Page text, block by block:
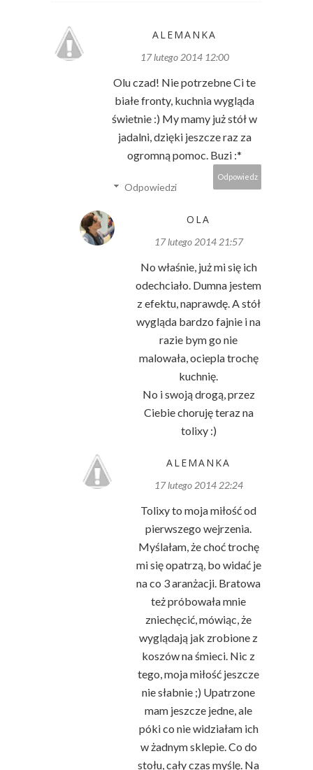
ALEMANKA
17 lutego 2014 12:00
Olu czad! Nie potrzebne Ci te
białe fronty, kuchnia wygląda
świetnie :) My mamy już stół w
jadalni, dzięki jeszcze raz za
ogromną pomoc. Buzi :*
Odpowiedz
Odpowiedzi
OLA
17 lutego 2014 21:57
No właśnie, już mi się ich
odechciało. Dumna jestem
z efektu, naprawdę. A stół
wygląda bardzo fajnie i na
razie bym go nie
malowała, ociepla trochę
kuchnię.
No i swoją drogą, przez
Ciebie choruję teraz na
tolixy :)
ALEMANKA
17 lutego 2014 22:24
Tolixy to moja miłość od
pierwszego wejrzenia.
Myślałam, że choć trochę
mi się opatrzą, bo widać je
na co 3 aranżacji. Bratowa
też próbowała mnie
zniechęcić, mówiąc, że
wyglądają jak zrobione z
koszów na śmieci. Nic z
tego, moja miłość jeszcze
nie słabnie ;) Upatrzone
mam jeszcze jedne, ale
póki co nie widziałam ich
w żadnym sklepie. Co do
stołu, cały czas myślę. Na